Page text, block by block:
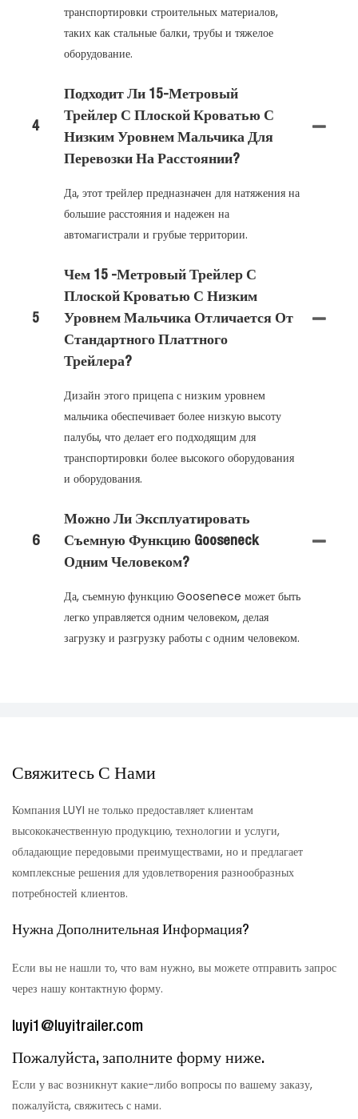
транспортировки строительных материалов,
таких как стальные балки, трубы и тяжелое
оборудование.
4
Подходит Ли 15-Метровый
Трейлер С Плоской Кроватью С
Низким Уровнем Мальчика Для
Перевозки На Расстоянии?
Да, этот трейлер предназначен для натяжения на
большие расстояния и надежен на
автомагистрали и грубые территории.
5
Чем 15 -метровый Трейлер С
Плоской Кроватью С Низким
Уровнем Мальчика Отличается От
Стандартного Платтного
Трейлера?
Дизайн этого прицепа с низким уровнем
мальчика обеспечивает более низкую высоту
палубы, что делает его подходящим для
транспортировки более высокого оборудования
и оборудования.
6
Можно Ли Эксплуатировать
Съемную Функцию Gooseneck
Одним Человеком?
Да, съемную функцию Goosenece может быть
легко управляется одним человеком, делая
загрузку и разгрузку работы с одним человеком.
Свяжитесь С Нами
Компания LUYI не только предоставляет клиентам
высококачественную продукцию, технологии и услуги,
обладающие передовыми преимуществами, но и предлагает
комплексные решения для удовлетворения разнообразных
потребностей клиентов.
Нужна Дополнительная Информация?
Если вы не нашли то, что вам нужно, вы можете отправить запрос
через нашу контактную форму.
luyi1@luyitrailer.com
Пожалуйста, заполните форму ниже.
Если у вас возникнут какие-либо вопросы по вашему заказу,
пожалуйста, свяжитесь с нами.